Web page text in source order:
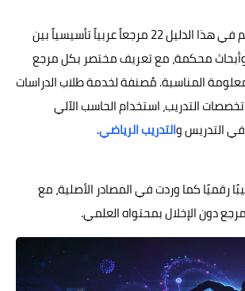
لذلك، أضع بين أيديكم في هذا الدليل 22 مرجعاً عربياً تأسيسياً بين
وأبحاث محكمة، مع تعريف مختصر بكل مرجع
المناسبة. مُصنفة لخدمة طلاب الدراسات
تخصصات التدريب، استخدام الحاسب الآلي
في التدريس والتدريب الرياضي.
رقميًا كما وردت في المصادر الأصلية، مع
دون الإخلال بمحتواه العلمي.